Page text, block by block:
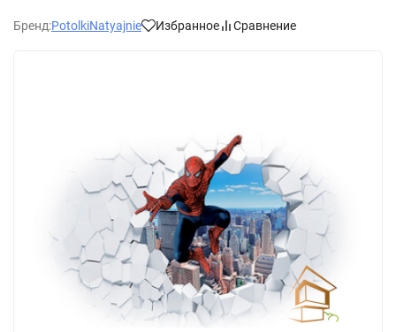
Бренд:PotolkiNatyajnie Избранное Сравнение